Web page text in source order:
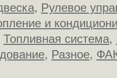
, Рулевое
и
Топливная система,
, Разное,